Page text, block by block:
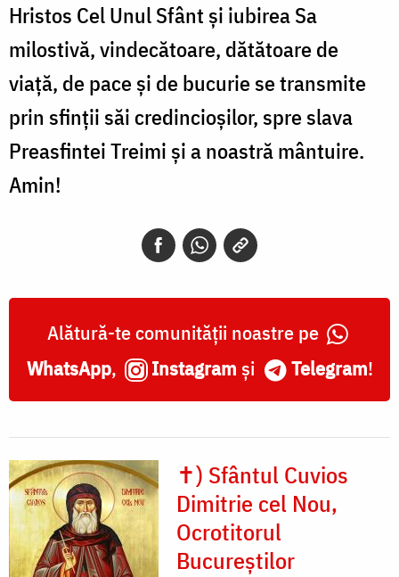
Hristos Cel Unul Sfânt și iubirea Sa
milostivă, vindecătoare, dătătoare de
viață, de pace și de bucurie se transmite
prin sfinții săi credincioșilor, spre slava
Preasfintei Treimi și a noastră mântuire.
Amin!
Alătură-te comunității noastre pe
WhatsApp, Instagram și Telegram!
✝) Sfântul Cuvios
Dimitrie cel Nou,
Ocrotitorul
Bucureștilor